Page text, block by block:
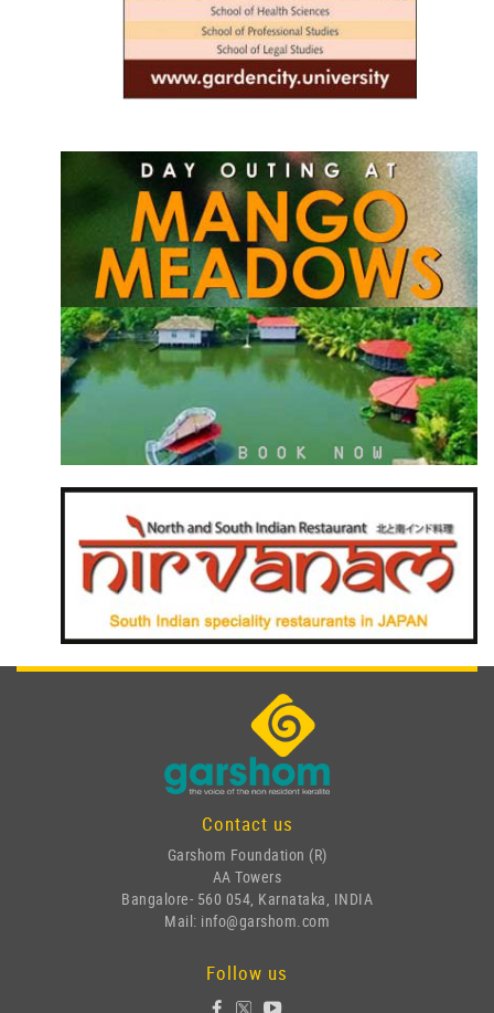
Contact us
Garshom Foundation (R)
AA Towers
Bangalore- 560 054, Karnataka, INDIA
Mail: info@garshom.com
Follow us